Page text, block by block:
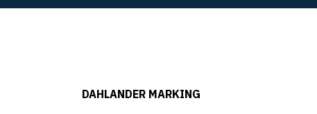
DAHLANDER MARKING